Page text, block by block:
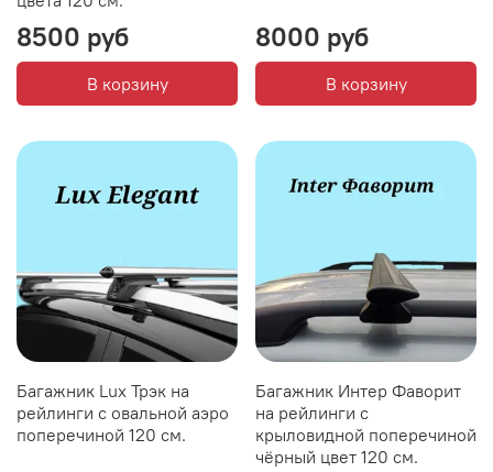
8500 руб
В корзину
8000 руб
В корзину
Багажник Lux Трэк на
рейлинги с овальной аэро
поперечиной 120 см.
Багажник Интер Фаворит
на рейлинги с
крыловидной поперечиной
чёрный цвет 120 см.